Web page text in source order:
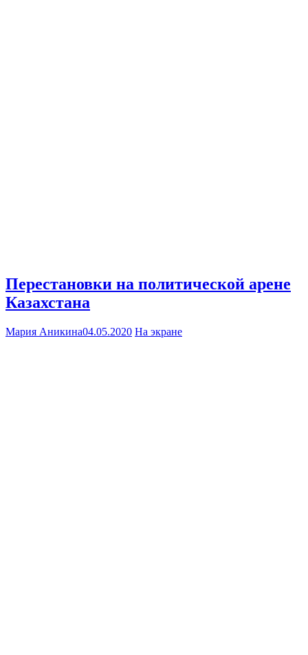
Перестановки на политической арене
Казахстана
Мария Аникина04.05.2020 На экране